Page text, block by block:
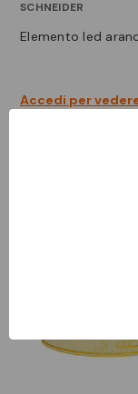
SCHNEIDER
elemento led
Accedi per